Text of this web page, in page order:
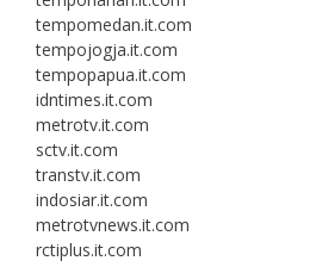
tempomedan.it.com
tempojogja.it.com
tempopapua.it.com
idntimes.it.com
metrotv.it.com
sctv.it.com
transtv.it.com
indosiar.it.com
metrotvnews.it.com
rctiplus.it.com